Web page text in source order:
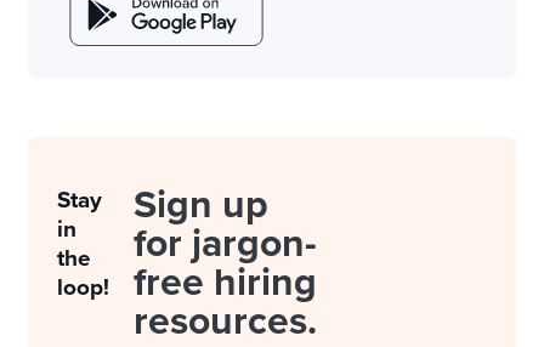
Stay
in
the
loop!
Sign up
for jargon-
free hiring
resources.